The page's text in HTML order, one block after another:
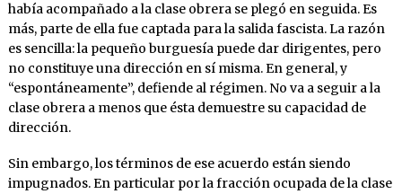
había acompañado a la clase obrera se plegó en seguida. Es
más, parte de ella fue captada para la salida fascista. La razón
es sencilla: la pequeño burguesía puede dar dirigentes, pero
no constituye una dirección en sí misma. En general, y
“espontáneamente”, defiende al régimen. No va a seguir a la
clase obrera a menos que ésta demuestre su capacidad de
dirección.
Sin embargo, los términos de ese acuerdo están siendo
impugnados. En particular por la fracción ocupada de la clase